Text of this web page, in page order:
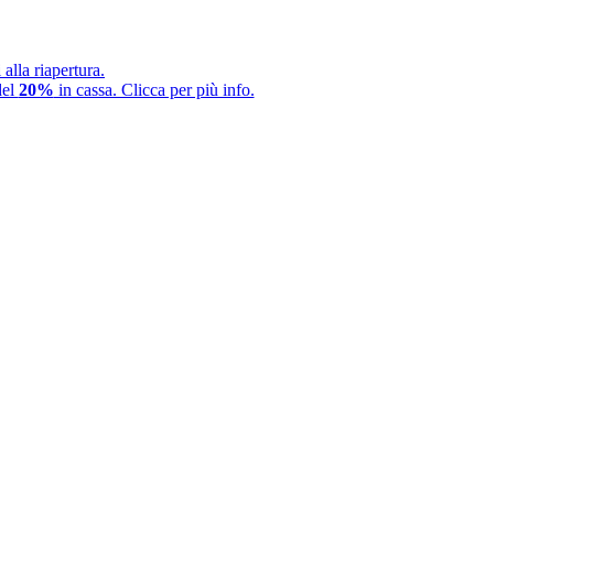
riapertura.
20% in cassa. Clicca per più info.